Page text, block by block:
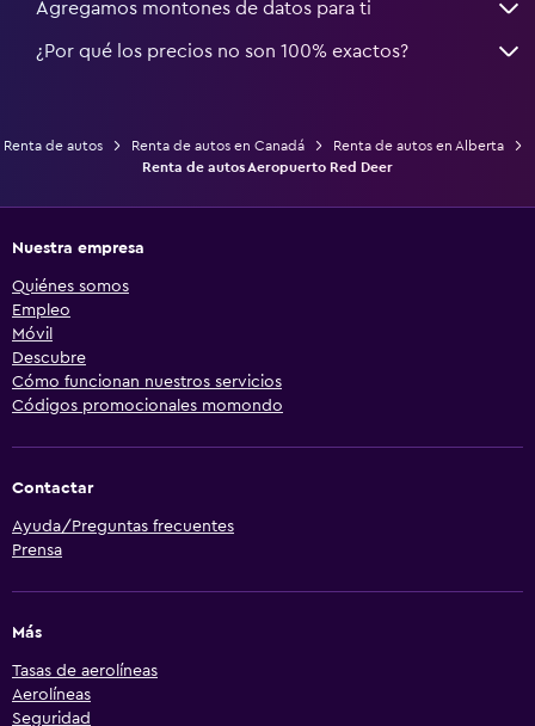
Agregamos montones de datos para ti
¿Por qué los precios no son 100% exactos?
Renta de autos Renta de autos en Canadá
Renta de autos en Alberta
Renta de autos Aeropuerto Red Deer
Nuestra empresa
Quiénes somos
Empleo
Móvil
Descubre
Cómo funcionan nuestros servicios
Códigos promocionales momondo
Contactar
Ayuda/Preguntas frecuentes
Prensa
Más
Tasas de aerolíneas
Aerolíneas
Seguridad